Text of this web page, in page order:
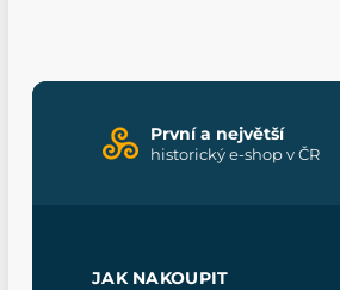
První a největší
historický e-shop v ČR
JAK NAKOUPIT